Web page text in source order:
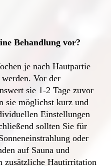
Behandlung vor?
je nach Hautpartie
Vor der
sie 1-2 Tage zuvor
sie möglichst kurz und
Einstellungen
sollten Sie für
oder
auf Sauna und
zusätzliche Hautirritation